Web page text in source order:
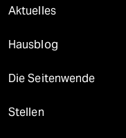
Aktuelles
Hausblog
Die Seitenwende
Stellen